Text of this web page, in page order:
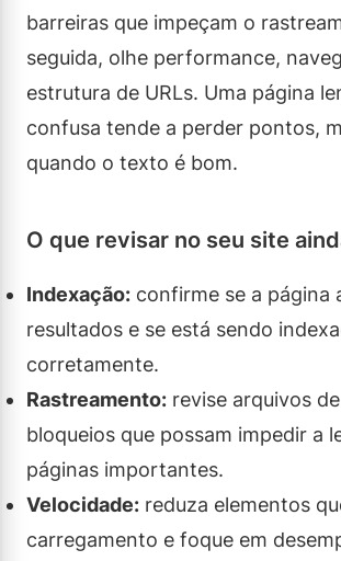
barreiras que impeçam o
seguida, olhe performance,
estrutura de URLs. Uma página
confusa tende a perder pontos,
quando o texto é bom.
O que revisar no seu site
Indexação: confirme se a página
resultados e se está sendo
corretamente.
Rastreamento: revise arquivos
bloqueios que possam impedir a
páginas importantes.
Velocidade: reduza elementos
carregamento e foque em